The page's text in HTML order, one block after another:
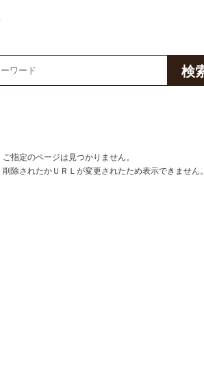
ご指定のページは見つかりません。
削除されたかＵＲＬが変更されたため表示できません。